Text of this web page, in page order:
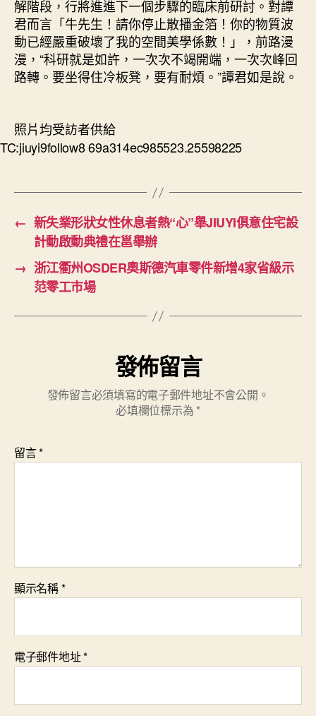
解階段，行將進進下一個步驟的臨床前研討。對譚
君而言「牛先生！請你停止散播金箔！你的物質波
動已經嚴重破壞了我的空間美學係數！」，前路漫
漫，“科研就是如許，一次次不竭開端，一次次峰回
路轉。要坐得住冷板凳，要有耐煩。”譚君如是說。
照片均受訪者供給
TC:jiuyi9follow8 69a314ec985523.25598225
← 新失業形狀女性休息者熱“心”舉JIUYI俱意住宅設
計動啟動典禮在邕舉辦
→ 浙江衢州OSDER奧斯德汽車零件新增4家省級示
范零工市場
發佈留言
發佈留言必須填寫的電子郵件地址不會公開。
必填欄位標示為 *
留言*
顯示名稱*
電子郵件地址*